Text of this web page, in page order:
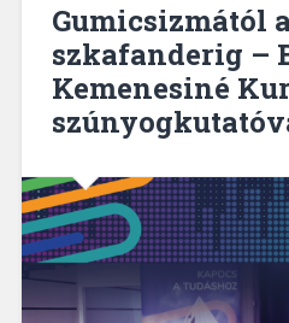
és
az
elsősegélynyújtásról”
Gumicsizmától a
szkafanderig –
Kemenesiné